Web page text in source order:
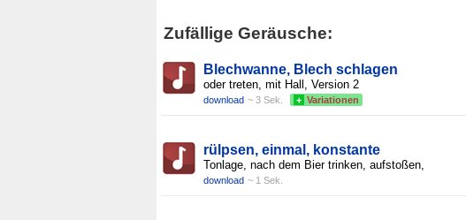
Zufällige Geräusche:
Blechwanne, Blech schlagen
oder treten, mit Hall, Version 2
download ~ 3 Sek. + Variationen
rülpsen, einmal, konstante
Tonlage, nach dem Bier trinken, aufstoßen,
download ~ 1 Sek.